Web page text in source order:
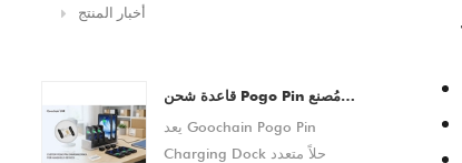
أخبار المنتج
قاعدة شحن Pogo Pin للماسحات الضوئية للرموز الشريطية وأجهزة المساعد الرقمي الشخصي والأجهزة اللوحية والهواتف الذكية من مُصنع OEM/ODM مخصص
يعد Goochain Pogo Pin
Charging Dock حلاً متعدد